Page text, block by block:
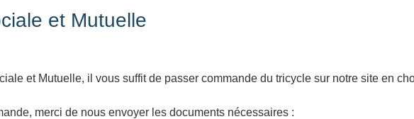
et Mutuelle
et Mutuelle, il vous suffit de passer commande du tricycle sur notre site en
merci de nous envoyer les documents nécessaires :